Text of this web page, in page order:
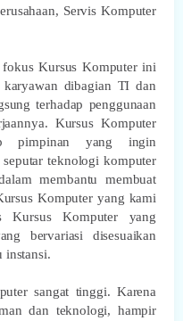
Servis Komputer
Kursus Komputer ini
dibagian TI dan
terhadap penggunaan
Kursus Komputer
pimpinan yang ingin
seputar teknologi komputer
membantu membuat
Komputer yang kami
Kursus Komputer yang
bervariasi disesuaikan
instansi.
sangat tinggi. Karena
dan teknologi, hampir